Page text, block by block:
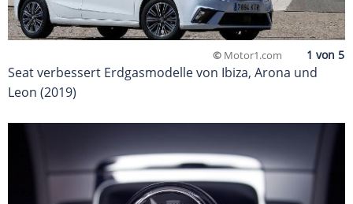
© Motor1.com
Seat verbessert Erdgasmodelle von Ibiza, Arona und
Leon (2019)